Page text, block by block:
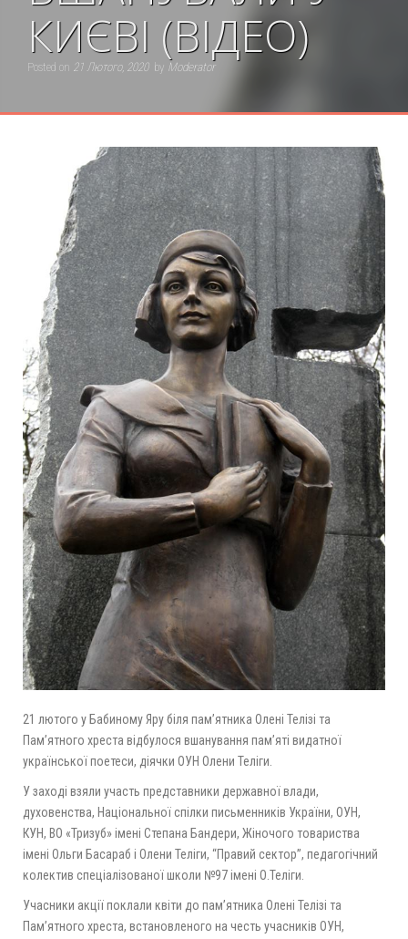
КИЄВІ (ВІДЕО)
Posted on 21 Лютого, 2020 by Moderator
21 лютого у Бабиному Ярубіля пам’ятника Олені Телізі та
Пам’ятного хреста відбулося вшанування пам’яті видатної
української поетеси, діячки ОУН Олени Теліги.
У заході взяли участь представники державної влади,
духовенства, Національної спілки письменників України, ОУН,
КУН, ВО «Тризуб» імені Степана Бандери, Жіночого товариства
імені Ольги Басараб і Олени Теліги, “Правий сектор”, педагогічний
колектив спеціалізованої школи №97 імені О.Теліги.
Учасники акції поклали квіти до пам’ятника Олені Телізі та
Пам’ятного хреста, встановленого на честь учасників ОУН,